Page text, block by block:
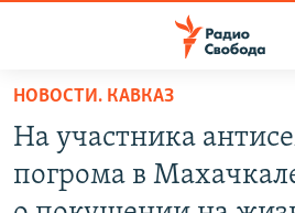
упрощенного
доступа
ПОДКАСТЫ
АВТОРСКИЕ ПРОЕКТЫ
НОВОСТИ. КАВКАЗ
На участника
погрома в